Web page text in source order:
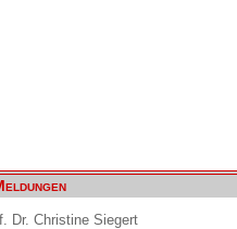
Dr. Christine Siegert